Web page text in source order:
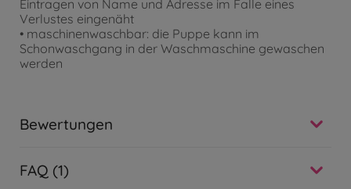
Eintragen von Name und Adresse im Falle eines
Verlustes eingenäht
• maschinenwaschbar: die Puppe kann im
Schonwaschgang in der Waschmaschine gewaschen
werden
Bewertungen
FAQ (1)